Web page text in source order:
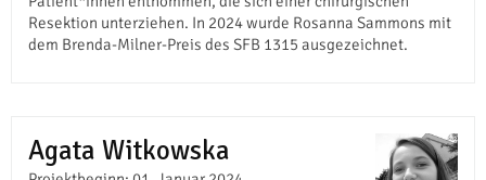
Resektion unterziehen. In 2024 wurde Rosanna Sammons mit
dem Brenda-Milner-Preis des SFB 1315 ausgezeichnet.
Agata Witkowska